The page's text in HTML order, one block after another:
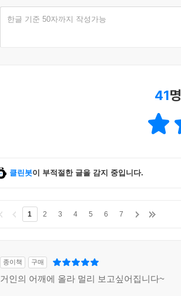
한글 기준 50자까지 작성가능
41
클린봇이 부적절한 글을 감지 중입니다.
1 2 3 4 5 6 7
종이책 구매
거인의 어깨에 올라 멀리 보고싶어집니다~